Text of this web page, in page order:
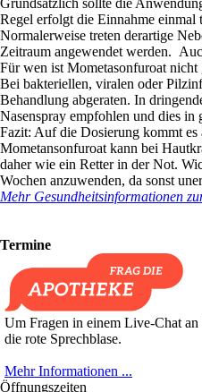
Grundsätzlich sollte die
Regel erfolgt die Einnahme
Normalerweise treten derartige
Zeitraum angewendet werden.
Für wen ist Mometasonfuroat nicht
Bei bakteriellen, viralen oder
Behandlung abgeraten. In
Nasenspray empfohlen und dies in
Fazit: Auf die Dosierung kommt es
Mometansonfuroat kann bei
daher wie ein Retter in der Not.
Wochen anzuwenden, da sonst
Mehr Gesundheitsinformationen
Termine
Um Fragen in einem Live-Chat
die rote Sprechblase.
Mehr Informationen ...
Öffnungszeiten